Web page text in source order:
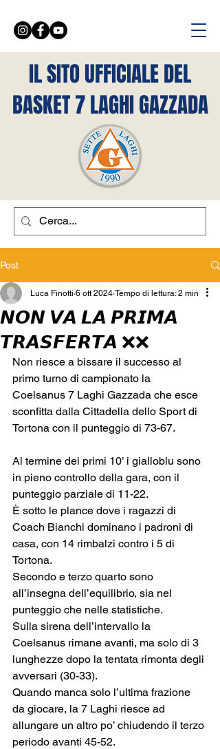
IL SITO UFFICIALE DEL
BASKET 7 LAGHI GAZZADA
Post
𝙉𝙊𝙉 𝙑𝘼 𝙇𝘼 𝙋𝙍𝙄𝙈𝘼
𝙏𝙍𝘼𝙎𝙁𝙀𝙍𝙏𝘼 ❌❌
Luca Finotti 6 ott 2024 Tempo di lettura: 2 min
Non riesce a bissare il successo al
primo turno di campionato la
Coelsanus 7 Laghi Gazzada che esce
sconfitta dalla Cittadella dello Sport di
Tortona con il punteggio di 73-67.
Al termine dei primi 10’ i gialloblu sono
in pieno controllo della gara, con il
punteggio parziale di 11-22.
È sotto le plance dove i ragazzi di
Coach Bianchi dominano i padroni di
casa, con 14 rimbalzi contro i 5 di
Tortona.
Secondo e terzo quarto sono
all’insegna dell’equilibrio, sia nel
punteggio che nelle statistiche.
Sulla sirena dell’intervallo la
Coelsanus rimane avanti, ma solo di 3
lunghezze dopo la tentata rimonta degli
avversari (30-33).
Quando manca solo l’ultima frazione
da giocare, la 7 Laghi riesce ad
allungare un altro po’ chiudendo il terzo
periodo avanti 45-52.